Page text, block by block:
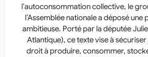
l’autoconsommation collective, le
l’Assemblée nationale a déposé
ambitieuse. Porté par la députée
Atlantique), ce texte vise à
droit à produire, consommer,